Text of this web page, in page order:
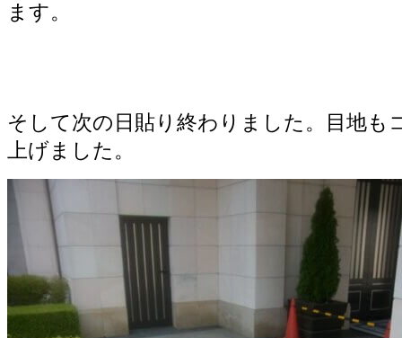
ます。
そして次の日貼り終わりました。目地も
上げました。